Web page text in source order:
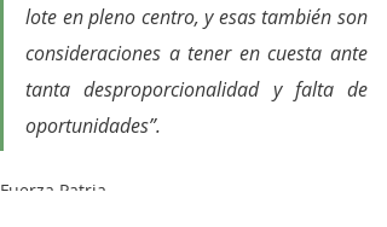
lote en pleno centro, y esas también son
consideraciones a tener en cuesta ante
tanta desproporcionalidad y falta de
oportunidades”.
Fuerza Patria